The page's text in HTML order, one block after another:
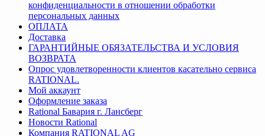
конфиденциальности в отношении обработки
персональных данных
ОПЛАТА
Доставка
ГАРАНТИЙНЫЕ ОБЯЗАТЕЛЬСТВА И УСЛОВИЯ
ВОЗВРАТА
Опрос удовлетворенности клиентов касательно сервиса
RATIONAL.
Мой аккаунт
Оформление заказа
Rational Бавария г. Лансберг
Новости Rational
Компания RATIONAL AG